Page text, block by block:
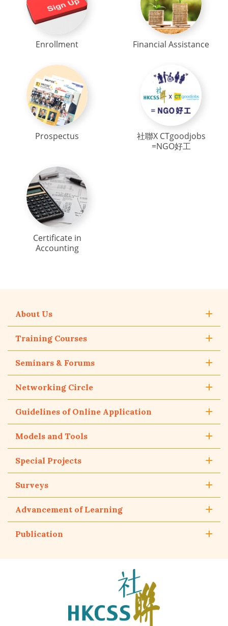
Enrollment Financial Assistance
Prospectus
社聯X CTgoodjobs
=NGO好工
Certificate in
Accounting
About Us
Training Courses
Seminars & Forums
Networking Circle
Guidelines of Online Application
Models and Tools
Special Projects
Surveys
Advancement of Learning
Publication
Council